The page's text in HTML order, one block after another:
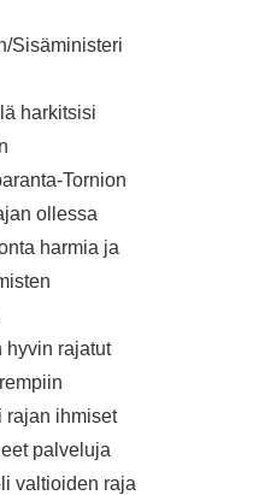
Sisäministeri
harkitsisi
Tornion
ollessa
harmia ja
hyvin rajatut
rajan ihmiset
palveluja
valtioiden raja